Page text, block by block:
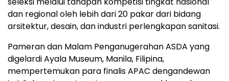
dan regional oleh lebih dari 20 pakar dari bidang
arsitektur, desain, dan industri perlengkapan sanitasi.
Pameran dan Malam Penganugerahan ASDA yang
digelardi Ayala Museum, Manila, Filipina,
mempertemukan para finalis APAC dengandewan